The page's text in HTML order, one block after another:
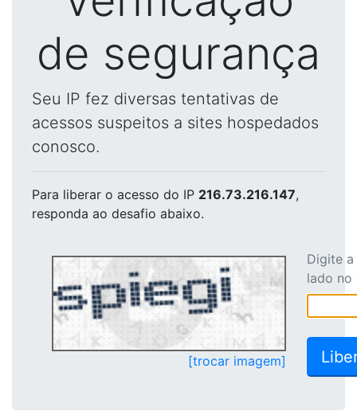
de segurança
Seu IP fez diversas tentativas de
acessos suspeitos a sites hospedados
conosco.
Para liberar o acesso do IP 216.73.216.147,
responda ao desafio abaixo.
[trocar imagem]
Digite
lado no